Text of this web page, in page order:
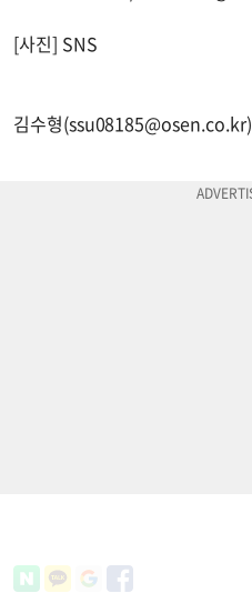
[사진] SNS
김수형(ssu08185@osen.co.kr)